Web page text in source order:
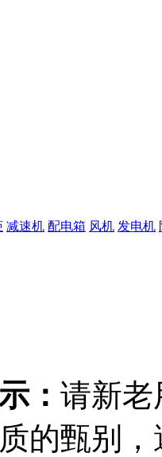
减速机 配电箱 风机 发电机
： 请新老
的甄别